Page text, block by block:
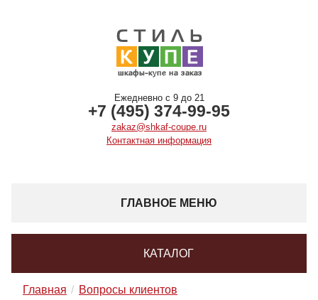
Ежедневно с 9 до 21
+7 (495) 374-99-95
zakaz@shkaf-coupe.ru
Контактная информация
ГЛАВНОЕ МЕНЮ
КАТАЛОГ
Главная
Вопросы клиентов